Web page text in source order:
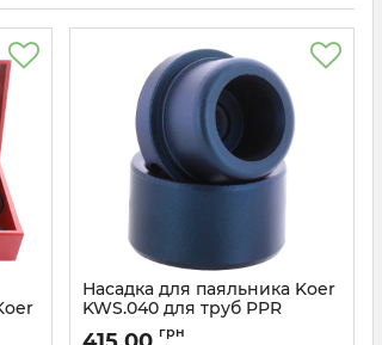
Насадка для паяльника Koer
KWS.040 для труб PPR
грн